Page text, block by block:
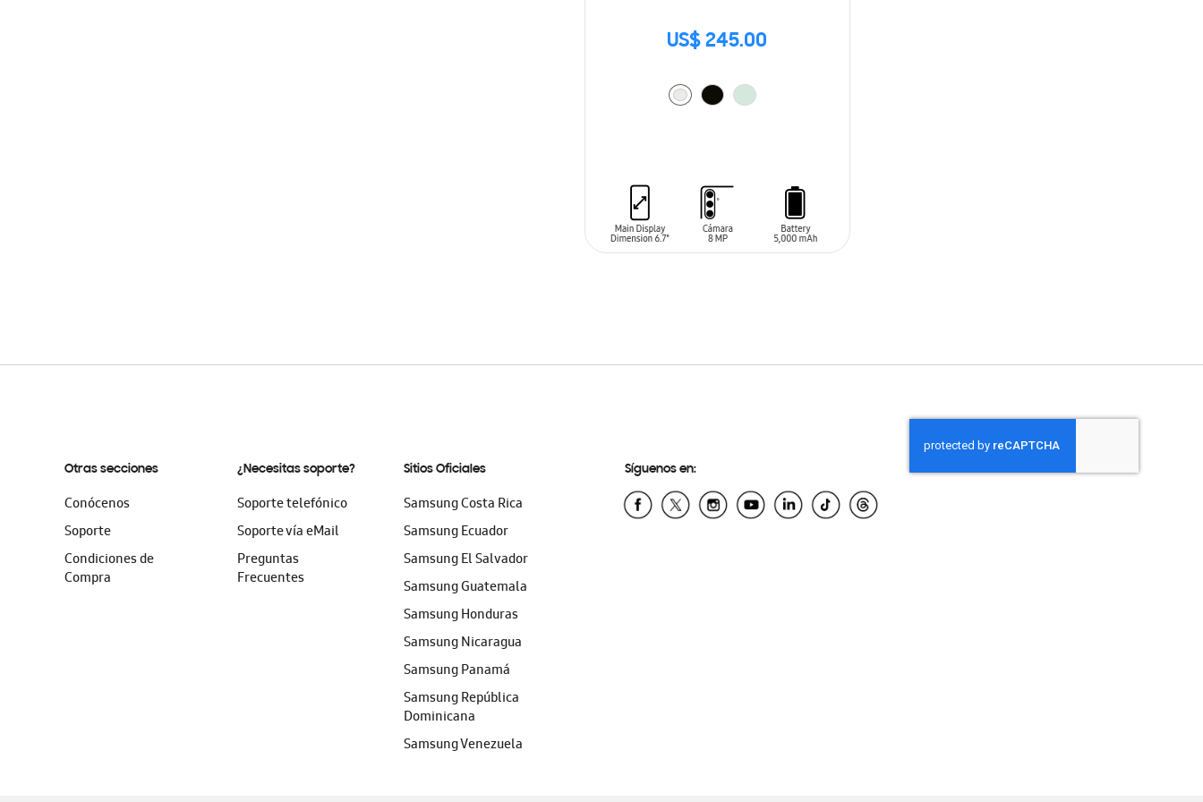
US$ 245.00
Otras secciones
Conócenos
Soporte
Condiciones de
Compra
¿Necesitas soporte?
Soporte telefónico
Soporte vía eMail
Preguntas
Frecuentes
Sitios Oficiales
Samsung Costa Rica
Samsung Ecuador
Samsung El Salvador
Samsung Guatemala
Samsung Honduras
Samsung Nicaragua
Samsung Panamá
Samsung República
Dominicana
Samsung Venezuela
Síguenos en: